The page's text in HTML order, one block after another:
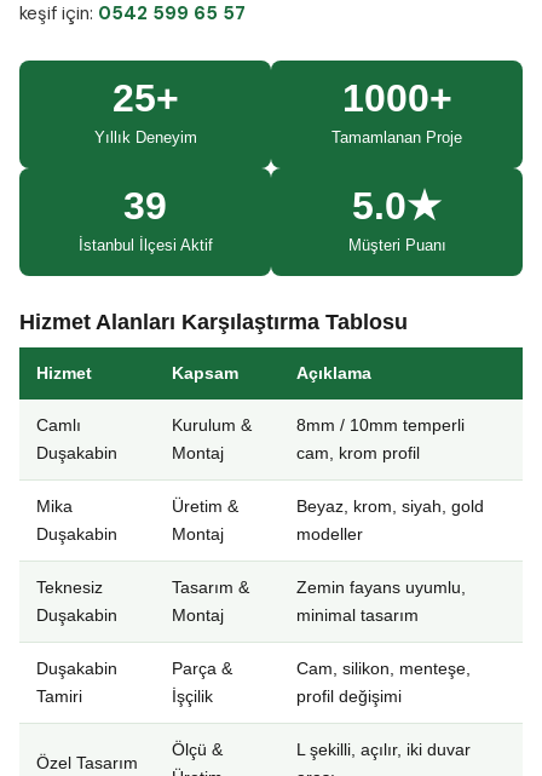
keşif için: 0542 599 65 57
25+
Yıllık Deneyim
1000+
Tamamlanan Proje
39
İstanbul İlçesi Aktif
5.0★
Müşteri Puanı
Hizmet Alanları Karşılaştırma Tablosu
Hizmet Kapsam Açıklama
Camlı
Duşakabin
Kurulum &
Montaj
8mm / 10mm temperli
cam, krom profil
Mika
Duşakabin
Üretim &
Montaj
Beyaz, krom, siyah, gold
modeller
Teknesiz
Duşakabin
Tasarım &
Montaj
Zemin fayans uyumlu,
minimal tasarım
Duşakabin
Tamiri
Parça &
İşçilik
Cam, silikon, menteşe,
profil değişimi
Özel Tasarım
Ölçü &
L şekilli, açılır, iki duvar